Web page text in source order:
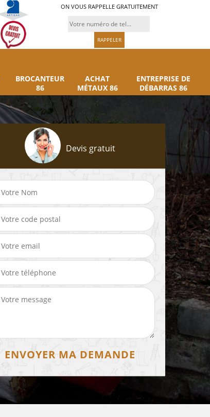
ON VOUS RAPPELLE GRATUITEMENT
BROCANTEUR
86
ACHAT
MÉTAUX 86
ENTREPRISE DE
DÉBARRAS 86
Brocanteur 86
Devis gratuit